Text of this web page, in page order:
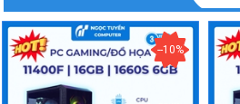
--10%